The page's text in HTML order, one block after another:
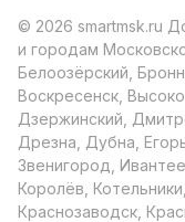
© 2026 smartmsk.ru
и городам
Белоозёрский,
Воскресенск,
Дзержинский,
Дрезна, Дубна,
Звенигород,
Королёв,
Краснозаводск,